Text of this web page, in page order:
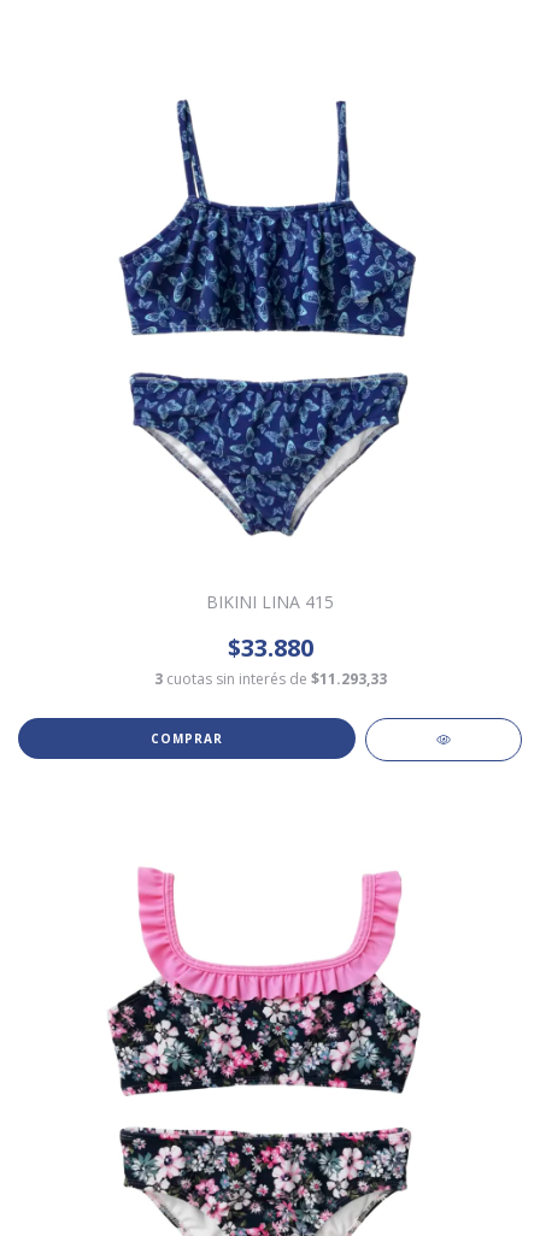
BIKINI LINA 415
$33.880
3 cuotas sin interés de $11.293,33
COMPRAR